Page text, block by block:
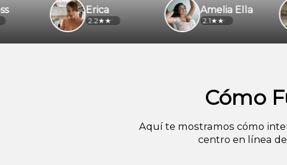
2.3
Amelia Ella
2.1
Erica
2.2
Cómo
Aquí te mostramos cómo
centro en línea